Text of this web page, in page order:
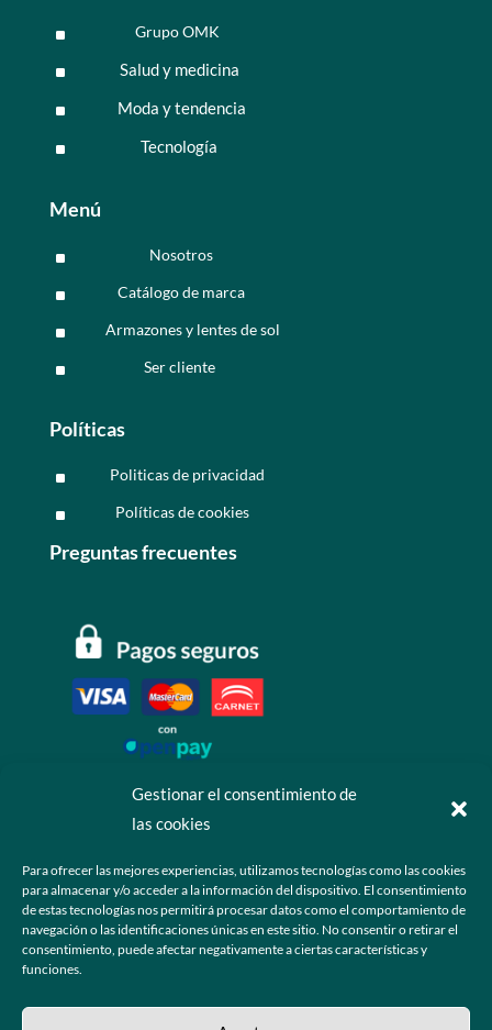
Gestionar el consentimiento de
las cookies
Para ofrecer las mejores experiencias, utilizamos tecnologías como las cookies
para almacenar y/o acceder a la información del dispositivo. El consentimiento
de estas tecnologías nos permitirá procesar datos como el comportamiento de
navegación o las identificaciones únicas en este sitio. No consentir o retirar el
consentimiento, puede afectar negativamente a ciertas características y
funciones.
^ Grupo OMK
^ Salud y medicina
^ Moda y tendencia
^ Tecnología
Menú
^ Nosotros
^ Catálogo de marca
^ Armazones y lentes de sol
^ Ser cliente
Políticas
^ Politicas de privacidad
^ Políticas de cookies
Preguntas frecuentes
 +52 55 6173 7725 (Ventas)
 hola@grupo-omk.com
© 2025 Grupo OMK – Todos los derechos reservados